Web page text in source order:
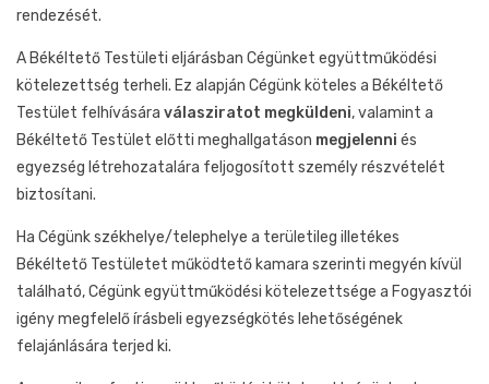
rendezését.
A Békéltető Testületi eljárásban Cégünket együttműködési
kötelezettség terheli. Ez alapján Cégünk köteles a Békéltető
Testület felhívására válasziratot megküldeni, valamint a
Békéltető Testület előtti meghallgatáson megjelenni és
egyezség létrehozatalára feljogosított személy részvételét
biztosítani.
Ha Cégünk székhelye/telephelye a területileg illetékes
Békéltető Testületet működtető kamara szerinti megyén kívül
található, Cégünk együttműködési kötelezettsége a Fogyasztói
igény megfelelő írásbeli egyezségkötés lehetőségének
felajánlására terjed ki.